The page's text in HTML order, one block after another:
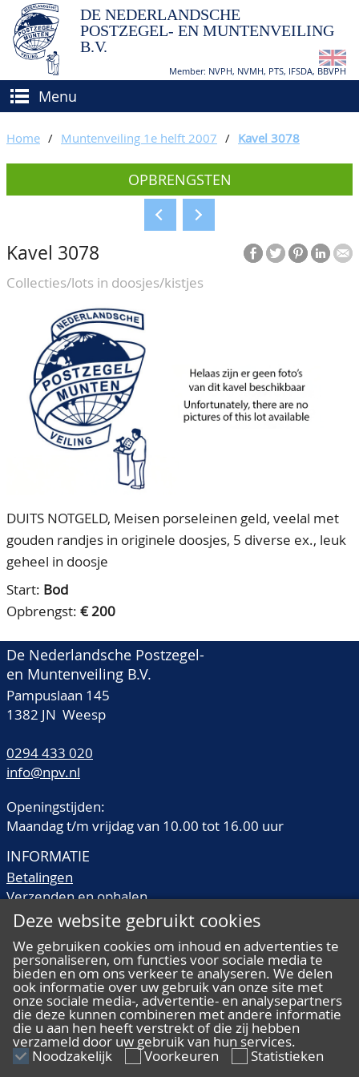
DE NEDERLANDSCHE
POSTZEGEL- EN MUNTENVEILING
B.V.
Member: NVPH, NVMH, PTS, IFSDA, BBVPH
Menu
(VER)KOPEN
Hoe verkopen?
Voorwaarden
BIEDEN
CATALOGI/OPBRENGSTEN
KEURINGSDIENST
AGENDA
OVER ONS
Ons Team
80 jarig bestaan
CONTACT
ACCOUNT
Home / Muntenveiling 1e helft 2007 / Kavel 3078
OPBRENGSTEN
Kavel 3078
Collecties/lots in doosjes/kistjes
DUITS NOTGELD, Meisen porseleinen geld, veelal met
gouden randjes in originele doosjes, 5 diverse ex., leuk
geheel in doosje
Start: Bod
Opbrengst: € 200
De Nederlandsche Postzegel-
en Muntenveiling B.V.
Pampuslaan 145
1382 JN Weesp
0294 433 020
info@npv.nl
Openingstijden:
Maandag t/m vrijdag van 10.00 tot 16.00 uur
INFORMATIE
Betalingen
Verzenden en ophalen
Veilingtermen
Kwaliteitsomschrijvingen
Veelgestelde vragen
ALGEMEEN
Deze website gebruikt cookies
We gebruiken cookies om inhoud en advertenties te
personaliseren, om functies voor sociale media te
bieden en om ons verkeer te analyseren. We delen
ook informatie over uw gebruik van onze site met
onze sociale media-, advertentie- en analysepartners
die deze kunnen combineren met andere informatie
die u aan hen heeft verstrekt of die zij hebben
verzameld door uw gebruik van hun services.
Noodzakelijk Voorkeuren
Statistieken